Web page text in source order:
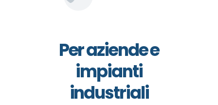
Per aziende e
impianti
industriali